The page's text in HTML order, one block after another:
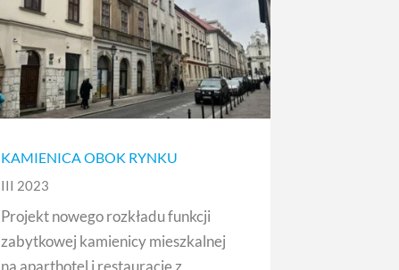
KAMIENICA OBOK RYNKU
III 2023
Projekt nowego rozkładu funkcji
zabytkowej kamienicy mieszkalnej
na aparthotel i restaurację z